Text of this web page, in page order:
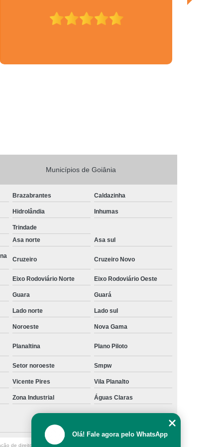
Empresariais em São Paulo
Obras Corporativas em São Paulo
de Salas Comerciais em São Paulo
em São Paulo
Comerciais em São Paulo
Obras
Gerenciamento de Obras
Gerenciamento de Obras em Brasília
Gerenciamento de Projetos e Obras
Gerenciamento e Planejamento de Obras
e Gerenciamento de Obras
Gestão de Obras de Construção Civil
em Brasília
Gestão de Obras em Goiânia
Gestão e Gerenciamento de Obras
de Obras
Neuroarquitetura
Corporativa
Neuroarquitetura em Brasília
Neuroarquitetura em Hospitais
Neuroarquitetura Iluminação
Neuroarquitetura no Ambiente de Trabalho
Municípios de Goiânia
Brazabrantes Caldazinha
Hidrolândia Inhumas
Trindade
Asa norte Asa sul
Cruzeiro Cruzeiro Novo
Eixo Rodoviário Norte Eixo Rodoviário Oeste
Guara Guará
Lado norte Lado sul
Noroeste Nova Gama
Planaltina Plano Piloto
Setor noroeste Smpw
Vicente Pires Vila Planalto
Zona Industrial Águas Claras
de direito autoral – artigo 184 do Código Penal –
Olá! Fale agora pelo WhatsApp